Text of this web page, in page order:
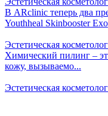
В ARclinic теперь два
Youthheal Skinbooster
Эстетическая
Химический пилинг –
кожу, вызываемо...
Эстетическая